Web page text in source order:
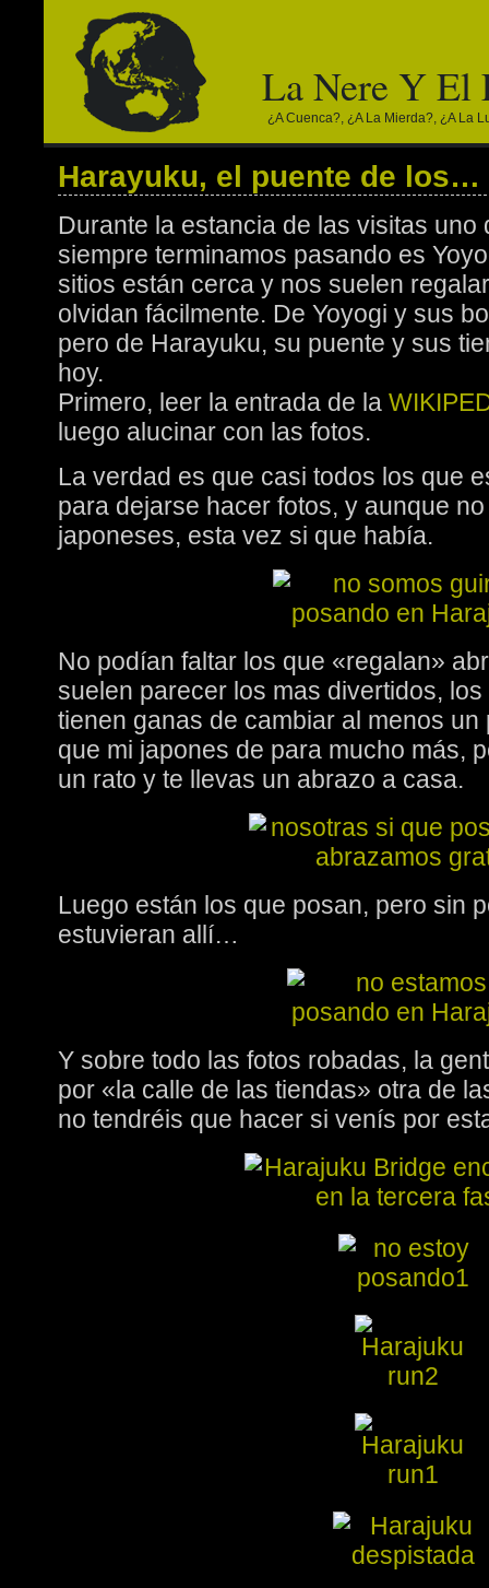
La Nere Y
¿a Cuenca?, ¿a La Mierda?, ¿a La
Harayuku, el puente de los…
Durante la estancia de las visitas uno
siempre terminamos pasando es
sitios están cerca y nos suelen
olvidan fácilmente. De Yoyogi y sus
pero de Harayuku, su puente y sus
hoy.
Primero, leer la entrada de la
luego alucinar con las fotos.
La verdad es que casi todos los que
para dejarse hacer fotos, y aunque
japoneses, esta vez si que había.
No podían faltar los que «regalan»
suelen parecer los mas divertidos,
tienen ganas de cambiar al menos
que mi japones de para mucho más,
un rato y te llevas un abrazo a casa.
Luego están los que posan, pero sin
estuvieran allí…
Y sobre todo las fotos robadas, la
por «la calle de las tiendas» otra de
no tendréis que hacer si venís por